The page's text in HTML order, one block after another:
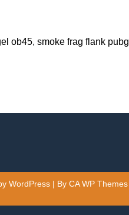
ob45, smoke frag flank pubg
WordPress | By CA WP Themes